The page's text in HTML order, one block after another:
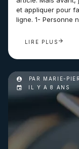
et appliquer pour
ligne. 1- Personne
LIRE PLUS
PAR MARIE-
IL Y A 8 ANS